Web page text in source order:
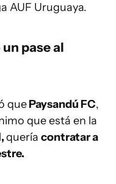
AUF Uruguaya.
pase al
quePaysandú FC,
que está en la
quería contratar a